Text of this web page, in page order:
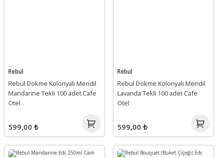
Rebul
Rebul Dökme Kolonyalı Mendil
Mandarine Tekli 100 adet Cafe
Otel
599,00 ₺
Rebul
Rebul Dökme Kolonyalı Mendil
Lavanda Tekli 100 adet Cafe
Otel
599,00 ₺